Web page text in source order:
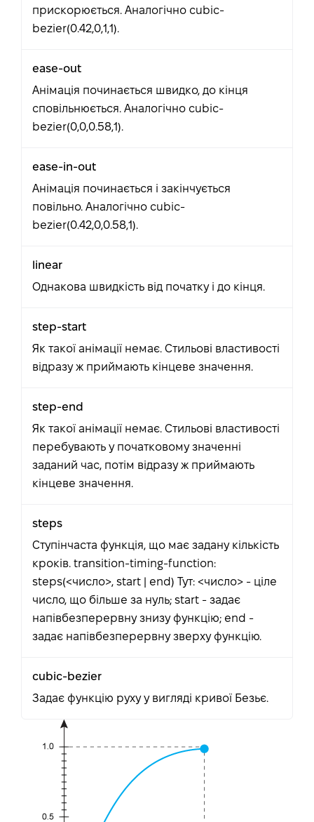
прискорюється. Аналогічно cubic-
bezier(0.42,0,1,1).
ease-out
Анімація починається швидко, до кінця
сповільнюється. Аналогічно cubic-
bezier(0,0,0.58,1).
ease-in-out
Анімація починається і закінчується
повільно. Аналогічно cubic-
bezier(0.42,0,0.58,1).
linear
Однакова швидкість від початку і до кінця.
step-start
Як такої анімації немає. Стильові властивості
відразу ж приймають кінцеве значення.
step-end
Як такої анімації немає. Стильові властивості
перебувають у початковому значенні
заданий час, потім відразу ж приймають
кінцеве значення.
steps
Ступінчаста функція, що має задану кількість
кроків. transition-timing-function:
steps(<число>, start | end) Тут: <число> - ціле
число, що більше за нуль; start - задає
напівбезперервну знизу функцію; end -
задає напівбезперервну зверху функцію.
cubic-bezier
Задає функцію руху у вигляді кривої Безьє.